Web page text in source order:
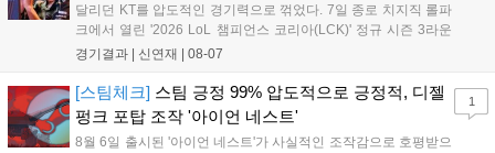
달리던 KT를 압도적인 경기력으로 꺾었다. 7일 종로 치지직 롤파
크에서 열린 '2026 LoL 챔피언스 코리아(LCK)' 정규 시즌 3라운
드 레전드 그룹, kt 롤스터와 젠지 e스포츠의 대결에서 젠지가 압
기억을 되찾기라도 한 듯 1,...
경기결과 | 신연재 08-07
[스팀체크] 스팀 긍정 99% 압도적으로 긍정적, 디젤
펑크 포탑 조작 '아이언 네스트'
8월 6일 출시된 '아이언 네스트'가 사실적인 조작감으로 호평받으
1